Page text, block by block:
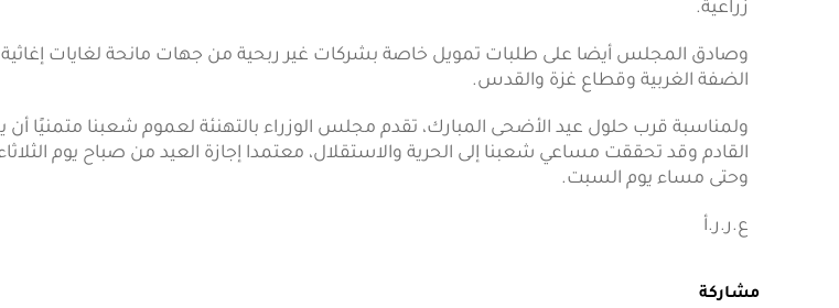
زراعية.
وصادق المجلس أيضا على طلبات تمويل خاصة بشركات غير ربحية من جهات مانحة لغايات إغاثية
الضفة الغربية وقطاع غزة والقدس.
ولمناسبة قرب حلول عيد الأضحى المبارك، تقدم مجلس الوزراء بالتهنئة لعموم شعبنا متمنيًا أن
القادم وقد تحققت مساعي شعبنا إلى الحرية والاستقلال، معتمدا إجازة العيد من صباح يوم
وحتى مساء يوم السبت.
ع.ر.ر.أ
مشاركة